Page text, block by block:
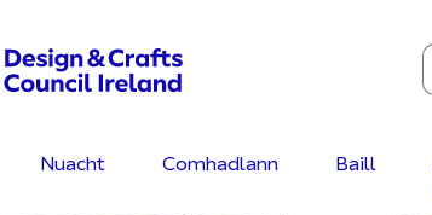
Nuacht Comhadlann Baill